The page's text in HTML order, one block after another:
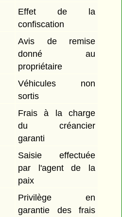
Effet de la
confiscation
Avis de remise
donné au
propriétaire
Véhicules non
sortis
Frais à la charge
du créancier
garanti
Saisie effectuée
par l'agent de la
paix
Privilège en
garantie des frais